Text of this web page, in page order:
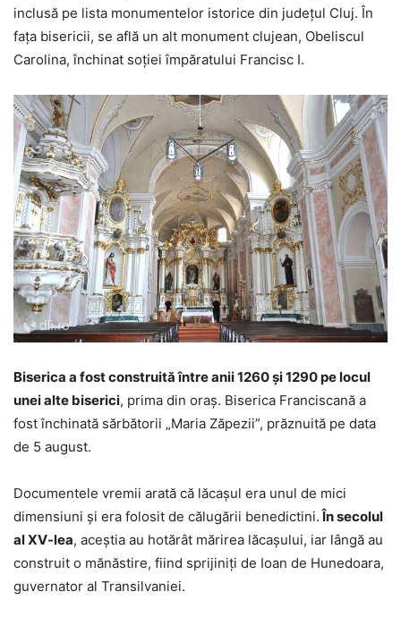
inclusă pe lista monumentelor istorice din judeţul Cluj. În
faţa bisericii, se află un alt monument clujean, Obeliscul
Carolina, închinat soţiei împăratului Francisc I.
Biserica a fost construită între anii 1260 şi 1290 pe locul
unei alte biserici, prima din oraş. Biserica Franciscană a
fost închinată sărbătorii „Maria Zăpezii”, prăznuită pe data
de 5 august.
Documentele vremii arată că lăcaşul era unul de mici
dimensiuni şi era folosit de călugării benedictini.În secolul
al XV-lea, aceştia au hotărât mărirea lăcaşului, iar lângă au
construit o mănăstire, fiind sprijiniţi de Ioan de Hunedoara,
guvernator al Transilvaniei.